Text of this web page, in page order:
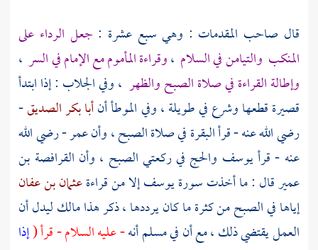
قال صاحب المقدمات : وهي سبع عشرة : جعل الرداء على
المنكب والتيامن في السلام ،وقراءة المأموم مع الإمام في السر ،
وإطالة القراءة في صلاة الصبح والظهر ، وفي الجلاب : إذا ابتدأ
قصيرة قطعها وشرع في طويلة ، وفي الموطأ أنأبا بكر الصديق-
رضي الله عنه - قرأ البقرة في صلاة الصبح ، وأنعمر- رضي الله
عنه - قرأ يوسف والحج في ركعتي الصبح ، وأن القرافصة بن
عميرقال : ما أخذت سورة يوسف إلا من قراءةعثمان بن عفان
إياها في الصبح من كثرة ما كان يرددها ، ذكر هذامالكليدل أن
العمل يقتضي ذلك ، مع أن فيمسلمأنه- عليه السلام - قرأ (إذا